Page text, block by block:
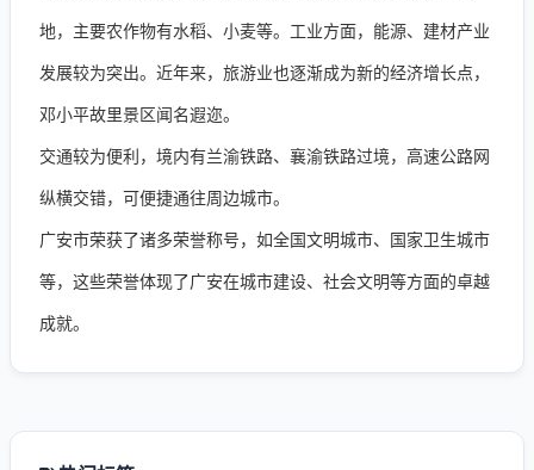
地，主要农作物有水稻、小麦等。工业方面，能源、建材产业
发展较为突出。近年来，旅游业也逐渐成为新的经济增长点，
邓小平故里景区闻名遐迩。
交通较为便利，境内有兰渝铁路、襄渝铁路过境，高速公路网
纵横交错，可便捷通往周边城市。
广安市荣获了诸多荣誉称号，如全国文明城市、国家卫生城市
等，这些荣誉体现了广安在城市建设、社会文明等方面的卓越
成就。